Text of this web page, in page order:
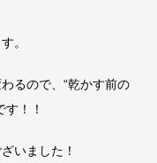
。
るので、“乾かす前の
！！
いました！